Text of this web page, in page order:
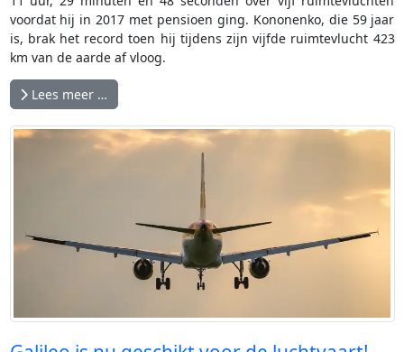
voordat hij in 2017 met pensioen ging. Kononenko, die 59 jaar
is, brak het record toen hij tijdens zijn vijfde ruimtevlucht 423
km van de aarde af vloog.
Lees meer …